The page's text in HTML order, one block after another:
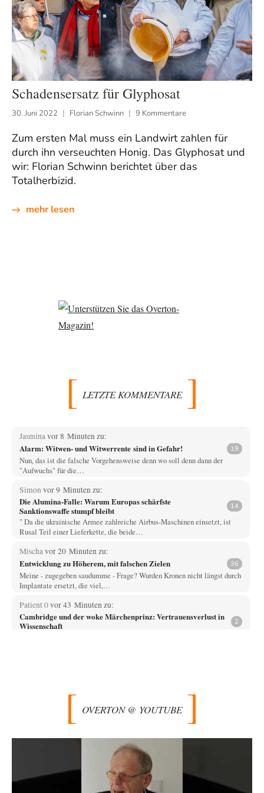
Schadensersatz für Glyphosat
30. Juni 2022 Florian Schwinn 9 Kommentare
Zum ersten Mal muss ein Landwirt zahlen für
durch ihn verseuchten Honig. Das Glyphosat und
wir: Florian Schwinn berichtet über das
Totalherbizid.
mehr lesen
LETZTE KOMMENTARE
Jasmina vor 8 Minuten zu:
Alarm: Witwen- und Witwerrente sind in Gefahr! 19
Nun, das ist die falsche Vorgehensweise denn wo soll denn dann der
"Aufwuchs" für die…
Simon vor 9 Minuten zu:
Die Alumina-Falle: Warum Europas schärfste
Sanktionswaffe stumpf bleibt
14
" Da die ukrainische Armee zahlreiche Airbus-Maschinen einsetzt, ist
Rusal Teil einer Lieferkette, die beide…
Mischavor 20 Minuten zu:
Entwicklung zu Höherem, mit falschen Zielen 36
Meine - zugegeben saudumme - Frage? Wurden Kronen nicht längst durch
Implantate ersetzt, die viel,…
Patient 0vor 43 Minuten zu:
Cambridge und der woke Märchenprinz: Vertrauensverlust in
Wissenschaft
2
Walter Nikolaus Gerhartz
Als noch Pressefreiheit herrschte : ARD-Tagesthemen 2015 über den
Ukraine-Konflikt Heute wollen wir mit unseren…
Yossarianvor 2 Stunden zu:
Statt Dunkelflaute eher Hitze-Blackout wegen
79
OVERTON @ YOUTUBE